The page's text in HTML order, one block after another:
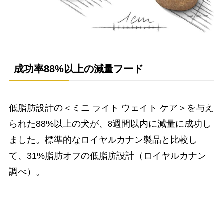
成功率88%以上の減量フード
低脂肪設計の＜ミニ ライト ウェイト ケア＞を与え
られた88%以上の犬が、8週間以内に減量に成功し
ました。標準的なロイヤルカナン製品と比較し
て、31%脂肪オフの低脂肪設計（ロイヤルカナン
調べ）。